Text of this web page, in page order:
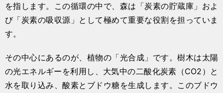
を指します。この循環の中で、森は「炭素の貯蔵庫」およ
び「炭素の吸収源」として極めて重要な役割を担っていま
す。
その中心にあるのが、植物の「光合成」です。樹木は太陽
の光エネルギーを利用し、大気中の二酸化炭素（CO2）と
水を取り込み、酸素とブドウ糖を生成します。このブドウ